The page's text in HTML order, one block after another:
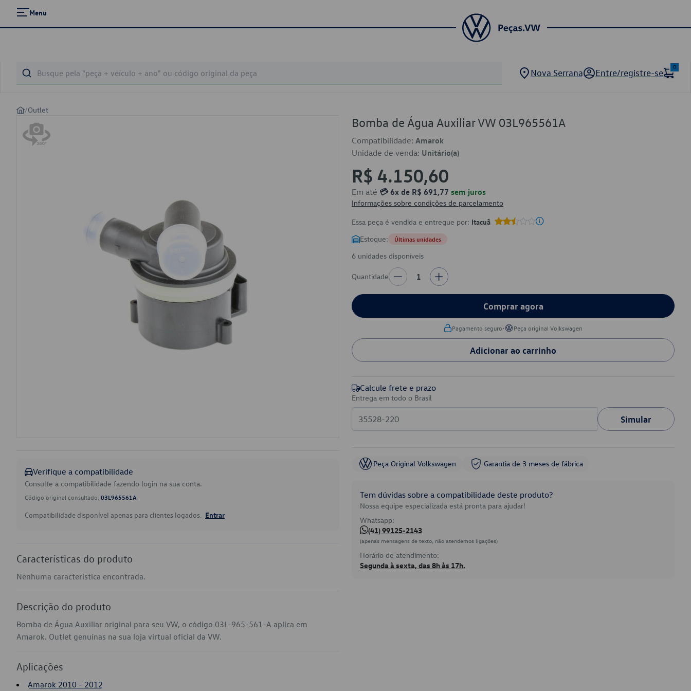
Menu
Nova Serrana Entre/registre-se
0
/Outlet
Verifique a compatibilidade
Consulte a compatibilidade fazendo login na sua conta.
Código original consultado: 03L965561A
Compatibilidade disponível apenas para clientes logados. Entrar
Características do produto
Nenhuma característica encontrada.
Descrição do produto
Bomba de Água Auxiliar original para seu VW, o código 03L-965-561-A aplica em
Amarok. Outlet genuínas na sua loja virtual oficial da VW.
Aplicações
Amarok 2010 - 2012
Bomba de Água Auxiliar VW 03L965561A
Compatibilidade: Amarok
Unidade de venda: Unitário(a)
R$ 4.150,60
Em até 💳 6x de R$ 691,77 sem juros
Informações sobre condições de parcelamento
Essa peça é vendida e entregue por: Itacuã
Estoque: Últimas unidades
6 unidades disponíveis
Quantidade 1
Comprar agora
Pagamento seguro• Peça original Volkswagen
Adicionar ao carrinho
Calcule frete e prazo
Entrega em todo o Brasil
Simular
Peça Original Volkswagen Garantia de 3 meses de fábrica
Tem dúvidas sobre a compatibilidade deste produto?
Nossa equipe especializada está pronta para ajudar!
Whatsapp:
(41) 99125-2143
(apenas mensagens de texto, não atendemos ligações)
Horário de atendimento:
Segunda à sexta, das 8h às 17h.